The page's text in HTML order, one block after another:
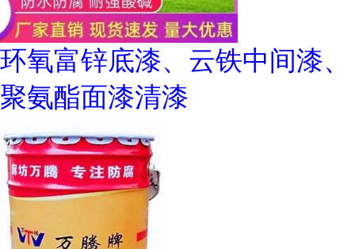
环氧富锌底漆、云铁中间漆、
聚氨酯面漆清漆